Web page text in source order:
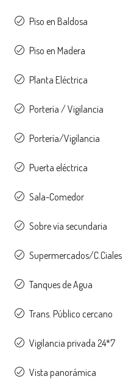
Piso en Baldosa
Piso en Madera
Planta Eléctrica
Portería / Vigilancia
Portería/Vigilancia
Puerta eléctrica
Sala-Comedor
Sobre vía secundaria
Supermercados/C.Ciales
Tanques de Agua
Trans. Público cercano
Vigilancia privada 24*7
Vista panorámica